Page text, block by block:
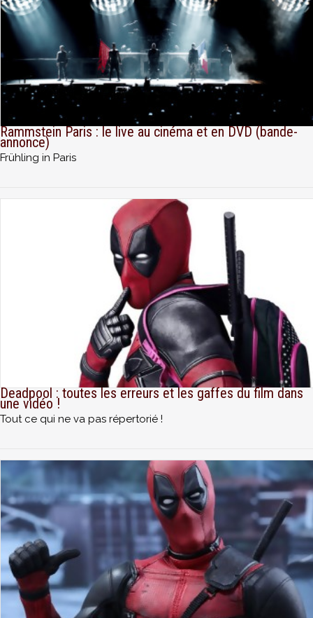
Rammstein Paris : le live au cinéma et en DVD (bande-
annonce)
Frühling in Paris
Deadpool : toutes les erreurs et les gaffes du film dans
une vidéo !
Tout ce qui ne va pas répertorié !